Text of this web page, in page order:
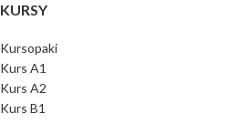
KURSY
Kursopaki
Kurs A1
Kurs A2
Kurs B1